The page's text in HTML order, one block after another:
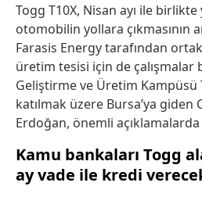
Togg T10X, Nisan ayı ile birlikte
otomobilin yollara çıkmasının
Farasis Energy tarafından
üretim tesisi için de çalışmalar
Geliştirme ve Üretim Kampüsü
katılmak üzere Bursa’ya giden
Erdoğan, önemli
Kamu bankaları Togg
ay vade ile kredi